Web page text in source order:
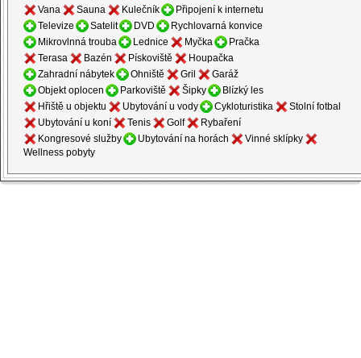
Vana
Sauna Kulečník
Připojení k internetu
Televize
Satelit DVD
Rychlovarná konvice
Mikrovlnná trouba
Lednice Myčka
Pračka
Terasa
Bazén Pískoviště
Houpačka
Zahradní nábytek
Ohniště Gril
Garáž
Objekt oplocen
Parkoviště Šipky
Blízký les
Hřiště u objektu
Ubytování u vody Cykloturistika
Stolní fotbal
Ubytování u koní
Tenis Golf
Rybaření
Kongresové služby
Ubytování na horách
Vinné sklípky
Wellness pobyty